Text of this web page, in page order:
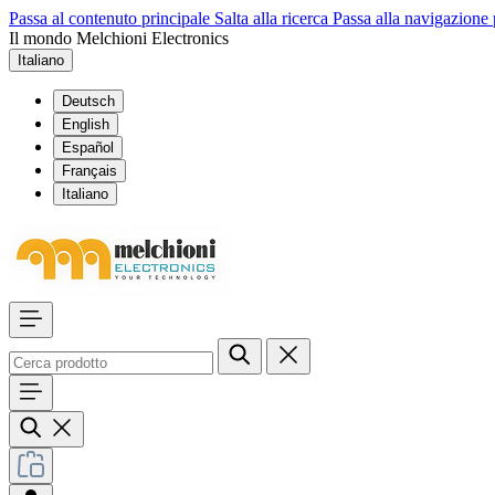
Passa al contenuto principale Salta alla ricerca Passa alla
Il mondo Melchioni Electronics
Italiano
Deutsch
English
Español
Français
Italiano